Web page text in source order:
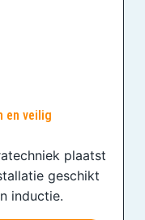
en veilig
plaatst
geschikt
inductie.